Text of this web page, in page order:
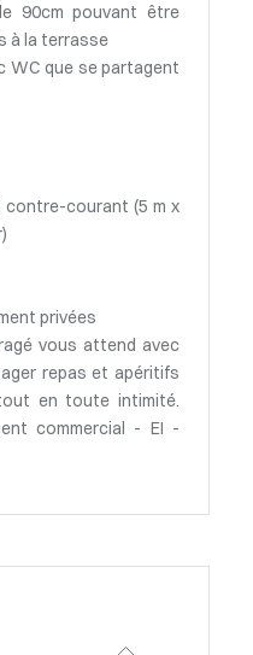
90cm pouvant être
à la terrasse
WC que se partagent
contre-courant (5 m x
privées
vous attend avec
repas et apéritifs
en toute intimité.
commercial - EI -